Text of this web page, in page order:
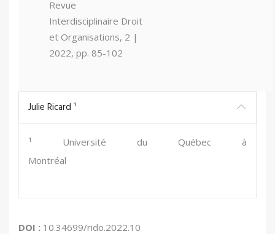
Revue
Interdisciplinaire Droit
et Organisations, 2 |
2022, pp. 85-102
Julie Ricard ¹
¹ Université du Québec à
Montréal
DOI : 10.34699/rido.2022.10